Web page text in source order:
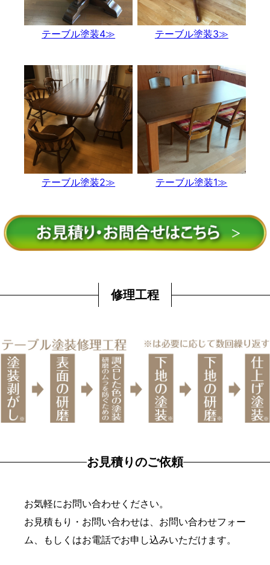
テーブル塗装4≫ テーブル塗装3≫
テーブル塗装2≫ テーブル塗装1≫
修理工程
お見積りのご依頼
お気軽にお問い合わせください。
お見積もり・お問い合わせは、お問い合わせフォー
ム、もしくはお電話でお申し込みいただけます。